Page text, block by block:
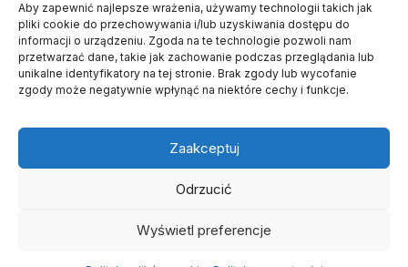
Aby zapewnić najlepsze wrażenia, używamy technologii takich jak
pliki cookie do przechowywania i/lub uzyskiwania dostępu do
informacji o urządzeniu. Zgoda na te technologie pozwoli nam
przetwarzać dane, takie jak zachowanie podczas przeglądania lub
unikalne identyfikatory na tej stronie. Brak zgody lub wycofanie
zgody może negatywnie wpłynąć na niektóre cechy i funkcje.
Zaakceptuj
Odrzucić
Wyświetl preferencje
Kontakt
Rejestracja firmy
Konto
Polityka prywatności
Regulamin
Copyright © 2026 B2B - Panel Hurtowy - TCF - Tobacco